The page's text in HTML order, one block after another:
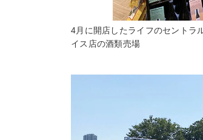
4月に開店したライフのセントラ
イス店の酒類売場